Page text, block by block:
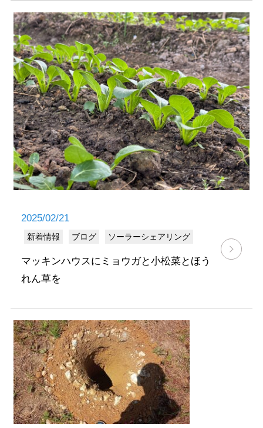
2025/02/21
新着情報 ブログ ソーラーシェアリング
マッキンハウスにミョウガと小松菜とほう
れん草を